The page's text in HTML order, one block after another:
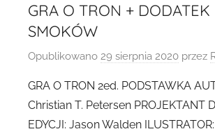
GRA O TRON + DODATEK
SMOKÓW
Opublikowano 29 sierpnia 2020 przez
GRA O TRON 2ed. PODSTAWKA
Christian T. Petersen PROJEKTANT
EDYCJI: Jason Walden